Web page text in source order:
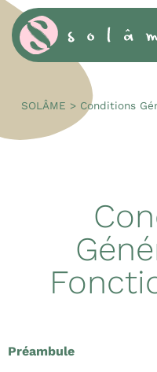
SOLÂME > Conditions
Préambule
Cookies management panel